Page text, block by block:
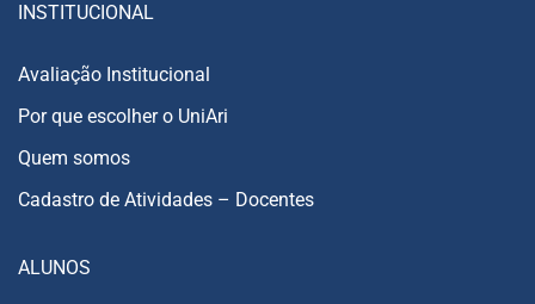
INSTITUCIONAL
Avaliação Institucional
Por que escolher o UniAri
Quem somos
Cadastro de Atividades – Docentes
ALUNOS